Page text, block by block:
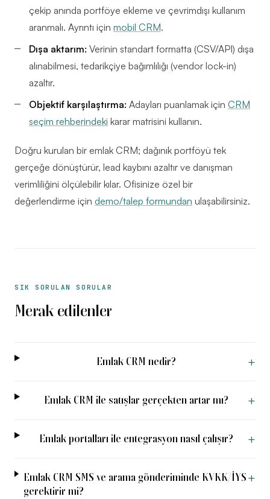
çekip anında portföye ekleme ve çevrimdışı kullanım
aranmalı. Ayrıntı için mobil CRM.
Dışa aktarım: Verinin standart formatta (CSV/API) dışa
alınabilmesi, tedarikçiye bağımlılığı (vendor lock-in)
azaltır.
Objektif karşılaştırma: Adayları puanlamak için CRM
seçim rehberindeki karar matrisini kullanın.
Doğru kurulan bir emlak CRM; dağınık portföyü tek
gerçeğe dönüştürür, lead kaybını azaltır ve danışman
verimliliğini ölçülebilir kılar. Ofisinize özel bir
değerlendirme için demo/talep formundan ulaşabilirsiniz.
SIK SORULAN SORULAR
Merak edilenler
Emlak CRM nedir? +
Emlak CRM ile satışlar gerçekten artar mı? +
Emlak portalları ile entegrasyon nasıl çalışır? +
Emlak CRM SMS ve arama gönderiminde KVKK/İYS
gerektirir mi?
+